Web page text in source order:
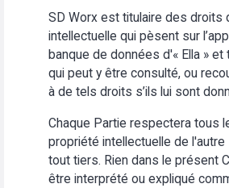
SD Worx est titulaire des droits
intellectuelle qui pèsent sur
banque de données d'« Ella » et
qui peut y être consulté, ou
à de tels droits s’ils lui sont
Chaque Partie respectera tous
propriété intellectuelle de l'autre
tout tiers. Rien dans le présent
être interprété ou expliqué